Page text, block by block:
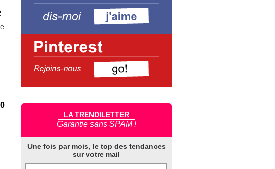
LA TRENDILETTER
Garantie sans SPAM !
Une fois par mois, le top des tendances
sur votre mail